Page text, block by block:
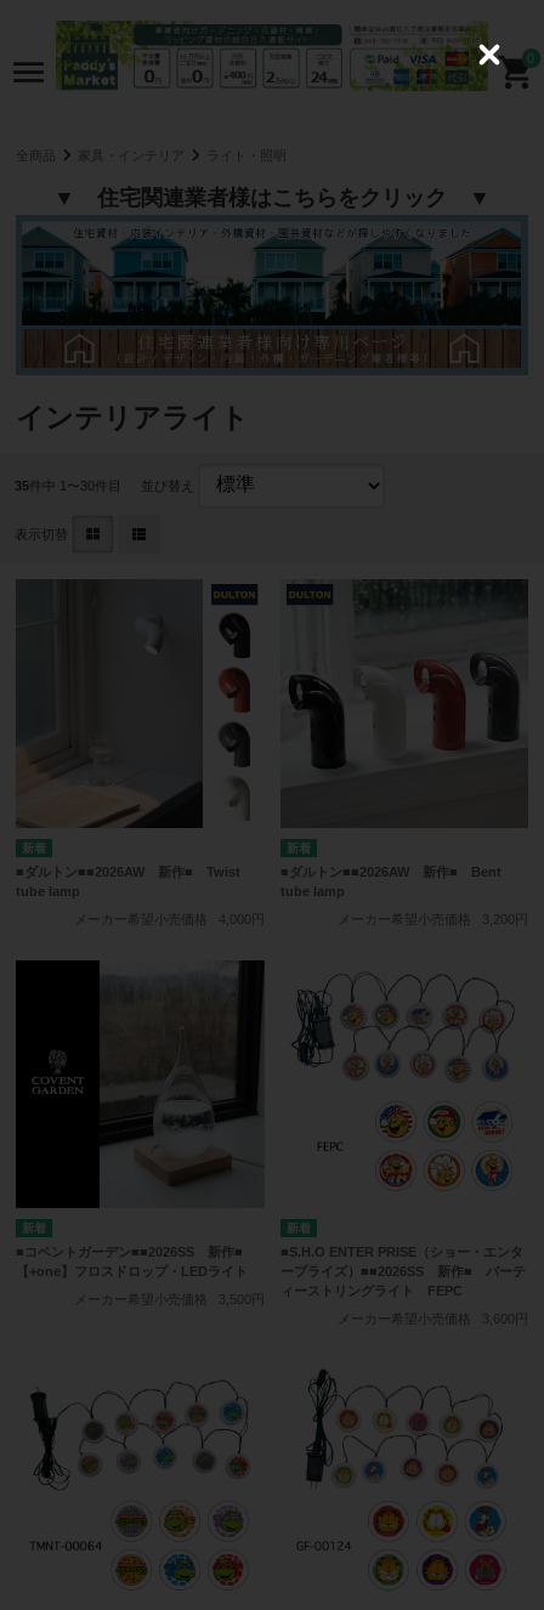
0
全商品 家具・インテリア ライト・照明
▼ 住宅関連業者様はこちらをクリック ▼
インテリアライト
35件中 1〜30件目 並び替え
表示切替
■ダルトン■■2026AW 新作■ Twist
tube lamp
メーカー希望小売価格
4,000円
■ダルトン■■2026AW 新作■ Bent
tube lamp
メーカー希望小売価格
3,200円
■コベントガーデン■■2026SS 新作■
【+one】フロスドロップ・LEDライト
メーカー希望小売価格
3,500円
■S.H.O ENTER PRISE（ショー・エンタ
ープライズ）■■2026SS 新作■ パーテ
ィーストリングライト FEPC
メーカー希望小売価格
3,600円
C